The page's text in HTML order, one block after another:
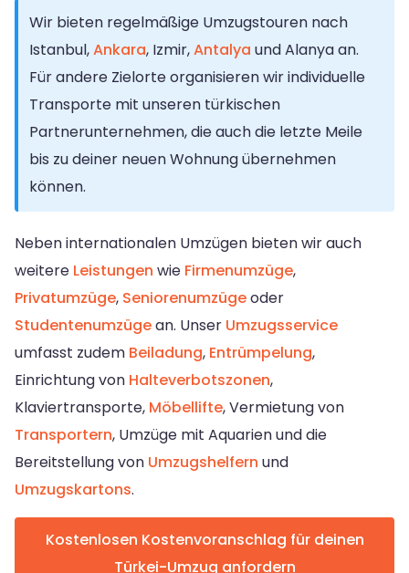
Wir bieten regelmäßige Umzugstouren nach
Istanbul,Ankara, Izmir,Antalya und Alanya an.
Für andere Zielorte organisieren wir individuelle
Transporte mit unseren türkischen
Partnerunternehmen, die auch die letzte Meile
bis zu deiner neuen Wohnung übernehmen
können.
Neben internationalen Umzügen bieten wir auch
weitere Leistungen wie Firmenumzüge,
Privatumzüge, Seniorenumzügeoder
Studentenumzügean. Unser Umzugsservice
umfasst zudem Beiladung, Entrümpelung,
Einrichtung von Halteverbotszonen,
Klaviertransporte, Möbellifte, Vermietung von
Transportern, Umzüge mit Aquarien und die
Bereitstellung von Umzugshelfern und
Umzugskartons.
Kostenlosen Kostenvoranschlag für deinen
Türkei-Umzug anfordern